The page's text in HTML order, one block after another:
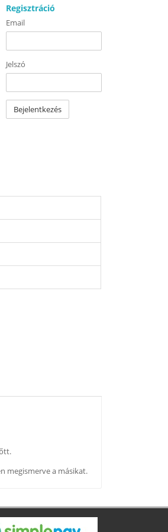
Regisztráció
Email
Jelszó
Bejelentkezés
megismerve a másikat.